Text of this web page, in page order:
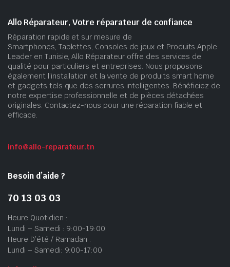
Allo Réparateur, Votre réparateur de confiance
Réparation rapide et sur mesure de
Smartphones, Tablettes, Consoles de jeux et Produits Apple.
Leader en Tunisie, Allo Réparateur offre des services de
qualité pour particuliers et entreprises. Nous proposons
également l’installation et la vente de produits smart home
et gadgets tels que des serrures intelligentes. Bénéficiez de
notre expertise professionnelle et de pièces détachées
originales. Contactez-nous pour une réparation fiable et
efficace.
info@allo-reparateur.tn
Besoin d’aide ?
70 13 03 03
Heure Quotidien :
Lundi – Samedi : 9:00-19:00
Heure D’été / Ramadan :
Lundi – Samedi: 9:00-17:00